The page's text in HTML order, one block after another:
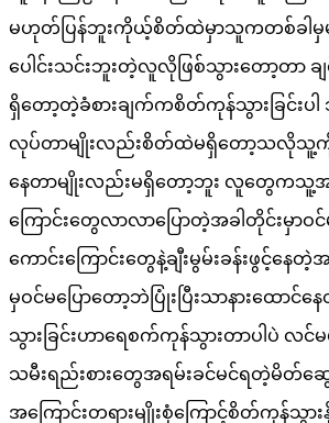
မဟုတ်ပြန်ဘူးကိုယ့်စိတ်ထဲမှာသူကတစ်ခါမှမ
ပေါင်းသင်းဘူးတဲ့လူလိုဖြစ်သွားတော့တာ ချစ်
ရှိတော့တဲ့ခံစားချက်ကစိတ်ကုန်သွားခြင်း
လုပ်တာမျိုးလည်းစိတ်ထဲမရှိတော့သလိုသူ့
နေတာမျိုးလည်းမရှိတော့ဘူး လူတွေကသူ့အက
ကြောင်းတွေလာလာပြောတဲ့အခါတိုင်းမှာဝ
ကောင်းကြောင်းတွေနဲ့ချီးမွမ်းခန်းဖွင့်နေ
မှဝင်မပြောတော့ဘဲပြုံးပြီးသာနားထောင်
သွားခြင်းဟာရေစက်ကုန်သွားတာပါပဲ လင်
သမီးရည်းစားတွေအရမ်းခင်မင်ရတဲ့မိတ်
အကြောင်းတရားမျိုးစုံကြောင့်စိတ်ကုန်သွာ